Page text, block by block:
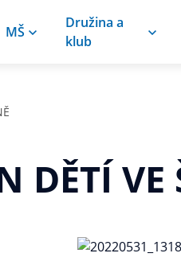
MŠ
Družina a
klub
DĚTÍ